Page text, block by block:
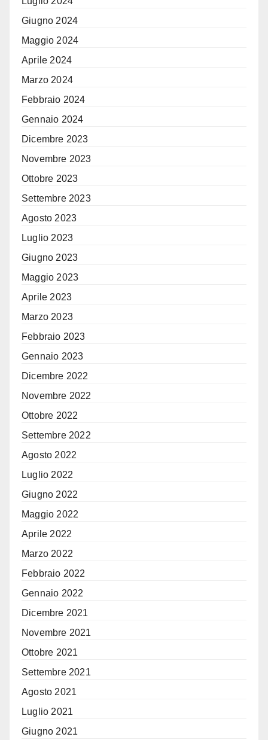
Giugno 2024
Maggio 2024
Aprile 2024
Marzo 2024
Febbraio 2024
Gennaio 2024
Dicembre 2023
Novembre 2023
Ottobre 2023
Settembre 2023
Agosto 2023
Luglio 2023
Giugno 2023
Maggio 2023
Aprile 2023
Marzo 2023
Febbraio 2023
Gennaio 2023
Dicembre 2022
Novembre 2022
Ottobre 2022
Settembre 2022
Agosto 2022
Luglio 2022
Giugno 2022
Maggio 2022
Aprile 2022
Marzo 2022
Febbraio 2022
Gennaio 2022
Dicembre 2021
Novembre 2021
Ottobre 2021
Settembre 2021
Agosto 2021
Luglio 2021
Giugno 2021